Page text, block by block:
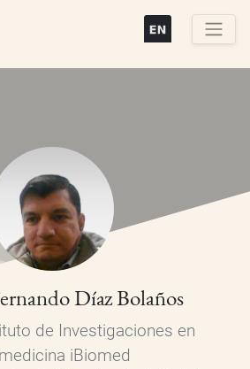
Díaz Bolaños
de Investigaciones en
iBiomed